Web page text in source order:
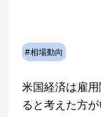
#相場動向
米国経済は雇
ると考えた方が